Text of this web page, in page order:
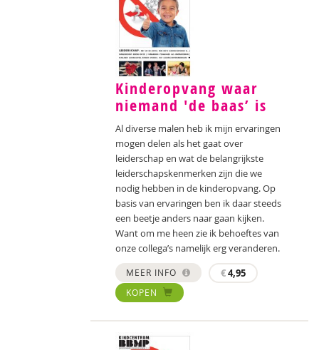
Kinderopvang waar
niemand 'de baas’ is
Al diverse malen heb ik mijn ervaringen
mogen delen als het gaat over
leiderschap en wat de belangrijkste
leiderschapskenmerken zijn die we
nodig hebben in de kinderopvang. Op
basis van ervaringen ben ik daar steeds
een beetje anders naar gaan kijken.
Want om me heen zie ik behoeftes van
onze collega’s namelijk erg veranderen.
MEER INFO €4,95
KOPEN